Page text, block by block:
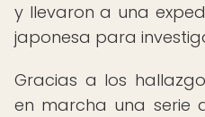
y llevaron a una
japonesa para
Gracias a los
en marcha una serie